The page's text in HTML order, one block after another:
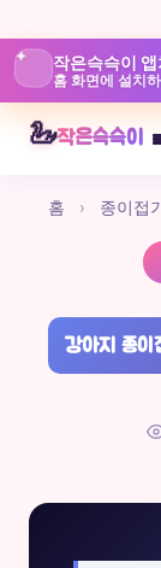
✦ 작은슥슥이
🦢작은슥슥이
홈 › 종이접
강아지 종이